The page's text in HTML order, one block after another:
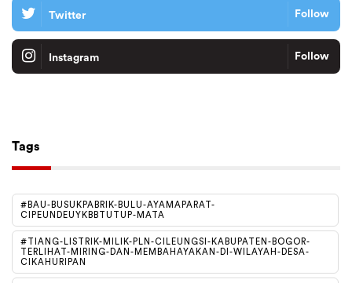
Twitter Follow
Instagram Follow
Tags
#BAU-BUSUKPABRIK-BULU-AYAMAPARAT-
CIPEUNDEUYKBBTUTUP-MATA
#TIANG-LISTRIK-MILIK-PLN-CILEUNGSI-KABUPATEN-BOGOR-
TERLIHAT-MIRING-DAN-MEMBAHAYAKAN-DI-WILAYAH-DESA-
CIKAHURIPAN